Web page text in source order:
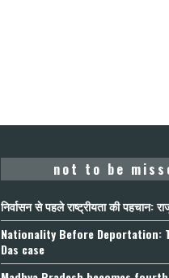
not to be
निर्वासन से पहले राष्ट्रीयता की पहचान:
Nationality Before Deportation:
Das case